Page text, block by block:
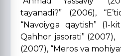
tayanadi?” (2006),
“Navoiyga qaytish” (1-
Qahhor jasorati”
(2007), “Meros va